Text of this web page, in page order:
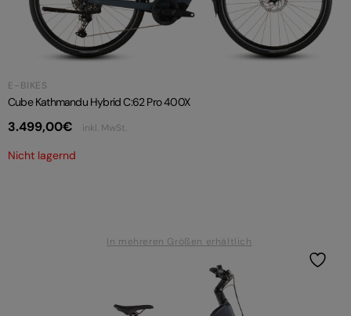
E-BIKES
Cube Kathmandu Hybrid C:62 Pro 400X
3.499,00€ inkl. MwSt.
Nicht lagernd
In mehreren Größen erhältlich